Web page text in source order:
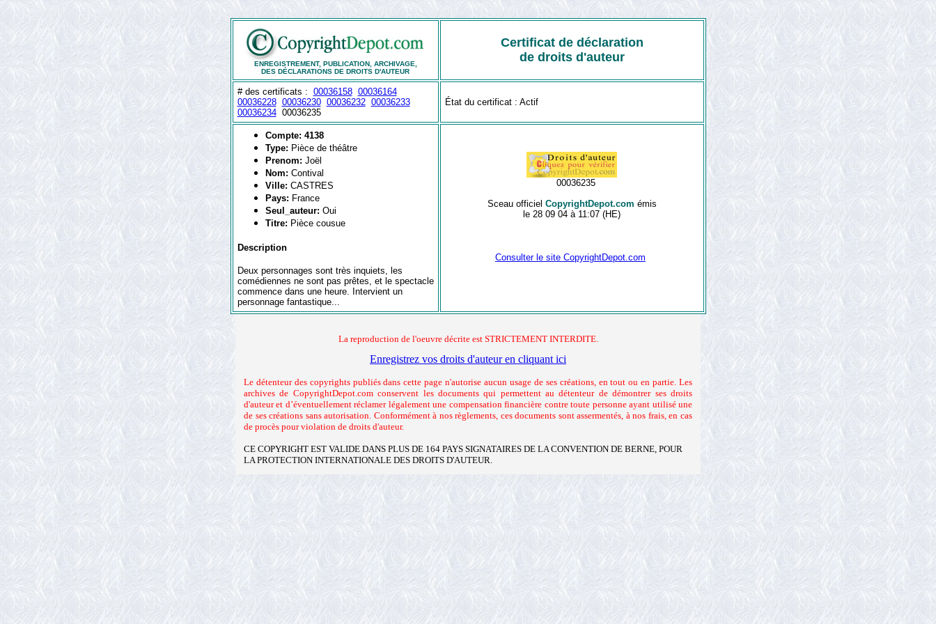
ENREGISTREMENT, PUBLICATION, ARCHIVAGE,
DES DÉCLARATIONS DE DROITS D'AUTEUR
Certificat de déclaration
de droits d'auteur
# des certificats : 00036158 00036164
00036228 00036230 00036232 00036233
0003623400036235
État du certificat : Actif
Compte: 4138
Type: Pièce de théâtre
Prenom: Joël
Nom: Contival
Ville: CASTRES
Pays: France
Seul_auteur: Oui
Titre: Pièce cousue
Description
Deux personnages sont très inquiets, les
comédiennes ne sont pas prêtes, et le spectacle
commence dans une heure. Intervient un
personnage fantastique...
00036235
Sceau officiel CopyrightDepot.com émis
le 28 09 04 à 11:07 (HE)
Consulter le site CopyrightDepot.com
La reproduction de l'oeuvre décrite est STRICTEMENT INTERDITE.
Enregistrez vos droits d'auteur en cliquant ici
Le détenteur des copyrights publiés dans cette page n'autorise aucun usage de ses créations, en tout ou en partie. Les
archives de CopyrightDepot.com conservent les documents qui permettent au détenteur de démontrer ses droits
d'auteur et d’éventuellement réclamer légalement une compensation financière contre toute personne ayant utilisé une
de ses créations sans autorisation. Conformément à nos règlements, ces documents sont assermentés, à nos frais, en cas
de procès pour violation de droits d'auteur.
CE COPYRIGHT EST VALIDE DANS PLUS DE 164 PAYS SIGNATAIRES DE LA CONVENTION DE BERNE, POUR
LA PROTECTION INTERNATIONALE DES DROITS D'AUTEUR.